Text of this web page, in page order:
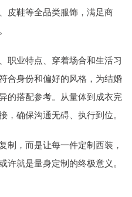
皮鞋等全品类服饰，满足商
职业特点、穿着场合和生活习
合身份和偏好的风格，为结婚
的搭配参考。从量体到成衣完
，确保沟通无碍、执行到位。
制，而是让每一件定制西装，
就是量身定制的终极意义。